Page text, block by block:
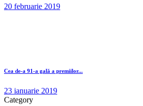
20 februarie 2019
Cea de-a 91-a gală a premiilor...
23 ianuarie 2019
Category